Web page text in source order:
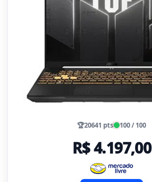
🏆20641 pts 100 / 100
R$ 4.197,00